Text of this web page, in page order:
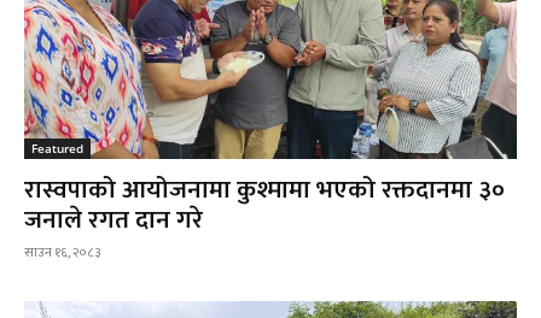
Featured
रास्वपाको आयोजनामा कुश्मामा भएको रक्तदानमा ३०
जनाले रगत दान गरे
साउन १६, २०८३